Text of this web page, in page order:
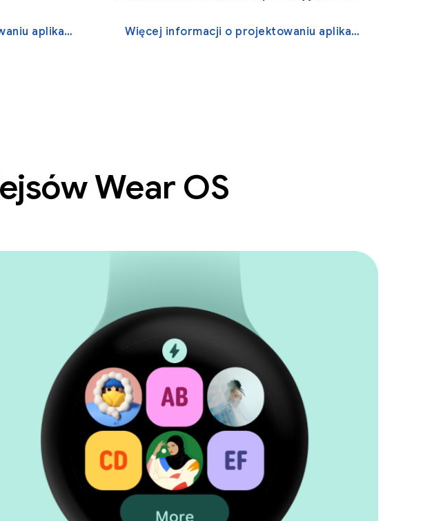
Więcej informacji o projektowaniu aplikacji na Wear OS Więcej informacji o projektowaniu aplikacji o większej elastyczności
Wear OS